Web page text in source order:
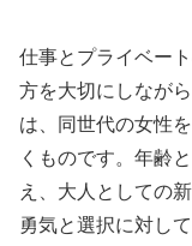
仕事とプライベー
方を大切にしなが
は、同世代の女性
くものです。年齢
え、大人としての
勇気と選択に対し